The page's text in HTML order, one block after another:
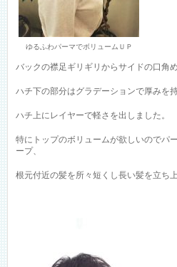
ゆるふわパーマでボリュームＵＰ
バックの襟足ギリギリからサイドの口角
ハチ下の部分はグラデーションで厚みを持
ハチ上にレイヤーで軽さを出しました。
特にトップのボリュームが欲しいのでパ
ープ、
根元付近の髪を所々短くし長い髪を立ち